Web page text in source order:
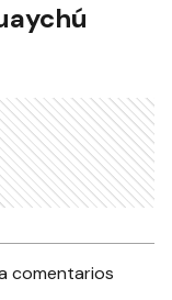
comentarios